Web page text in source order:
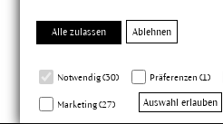
Alle zulassen Ablehnen
Notwendig (30) Präferenzen (1)
Marketing (27) Auswahl erlauben